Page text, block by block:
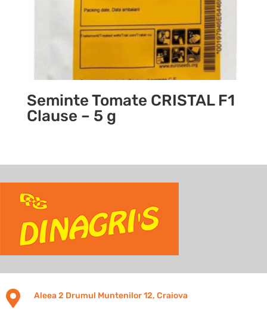
Seminte Tomate CRISTAL F1
Clause – 5 g
 Aleea 2 Drumul Muntenilor 12, Craiova